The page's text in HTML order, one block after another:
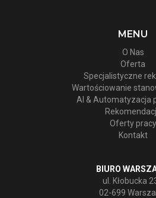
MENU
O Nas
Oferta
Specjalistyczne
Wartościowanie
AI & Automatyzacja
Oferty pracy
Kontakt
BIURO
ul. Kłobucka
02-699